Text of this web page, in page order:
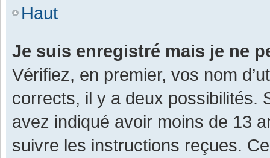
Haut
Je suis enregistré mais je ne
Vérifiez, en premier, vos nom
corrects, il y a deux possibilités.
avez indiqué avoir moins de 13
suivre les instructions reçues.